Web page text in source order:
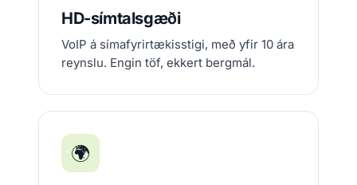
HD-símtalsgæði
VoIP á símafyrirtækisstigi, með yfir 10 ára
reynslu. Engin töf, ekkert bergmál.
🌍